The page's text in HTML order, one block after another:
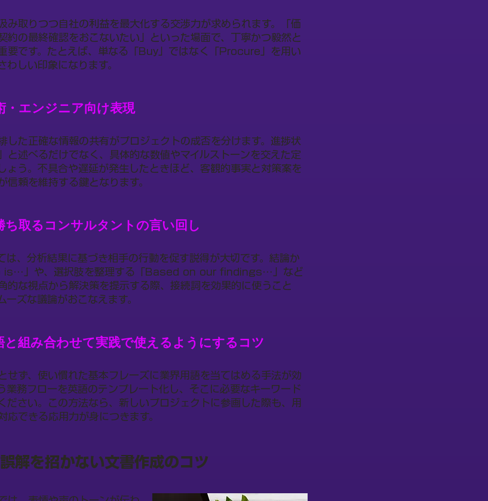
み取りつつ自社の利益を最大化する交渉力が求められます。「価
約の最終確認をおこないたい」といった場面で、丁寧かつ毅然と
要です。たとえば、単なる「Buy」ではなく「Procure」を用い
わしい印象になります。
・エンジニア向け表現
した正確な情報の共有がプロジェクトの成否を分けます。進捗状
と述べるだけでなく、具体的な数値やマイルストーンを交えた定
ょう。不具合や遅延が発生したときほど、客観的事実と対策案を
信頼を維持する鍵となります。
ち取るコンサルタントの言い回し
は、分析結果に基づき相手の行動を促す説得が大切です。結論か
」や、選択肢を整理する「Based on our findings…」など
的な視点から解決策を提示する際、接続詞を効果的に使うこと
ズな議論がおこなえます。
と組み合わせて実践で使えるようにするコツ
せず、使い慣れた基本フレーズに業界用語を当てはめる手法が効
業務フローを英語のテンプレート化し、そこに必要なキーワード
ださい。この方法なら、新しいプロジェクトに参画した際も、用
できる応用力が身につきます。
解を招かない文書作成のコツ